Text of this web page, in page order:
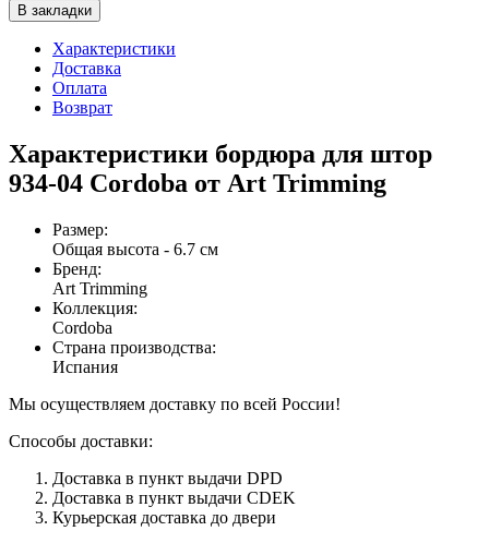
В закладки
Характеристики
Доставка
Оплата
Возврат
Характеристики бордюра для штор
934-04 Cordoba от Art Trimming
Размер:
Общая высота - 6.7 см
Бренд:
Art Trimming
Коллекция:
Cordoba
Страна производства:
Испания
Мы осуществляем доставку по всей России!
Способы доставки:
Доставка в пункт выдачи DPD
Доставка в пункт выдачи CDEK
Курьерская доставка до двери